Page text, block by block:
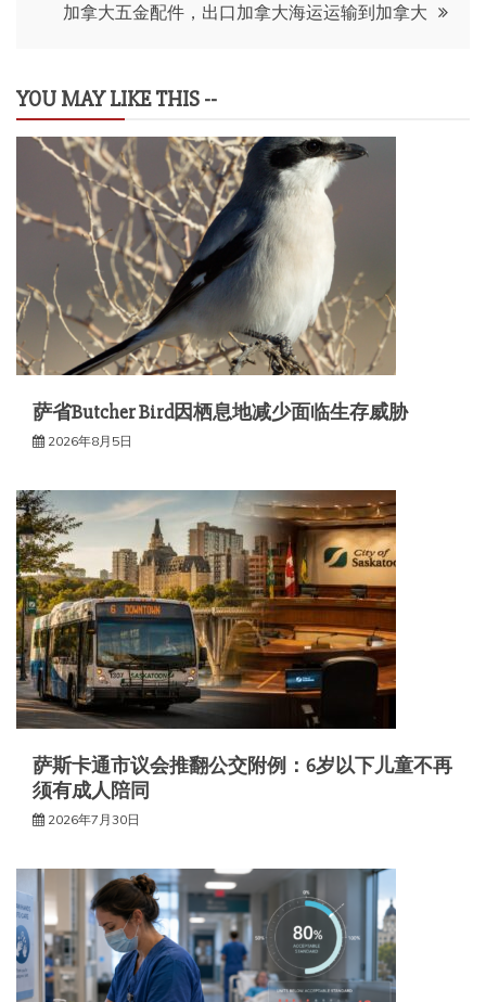
航
加拿大五金配件，出口加拿大海运运输到加拿大
YOU MAY LIKE THIS --
萨省Butcher Bird因栖息地减少面临生存威胁
2026年8月5日
萨斯卡通市议会推翻公交附例：6岁以下儿童不再
须有成人陪同
2026年7月30日